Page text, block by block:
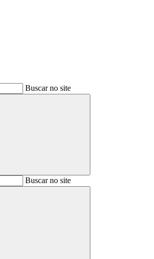
Buscar no site
BuscarBuscar no site